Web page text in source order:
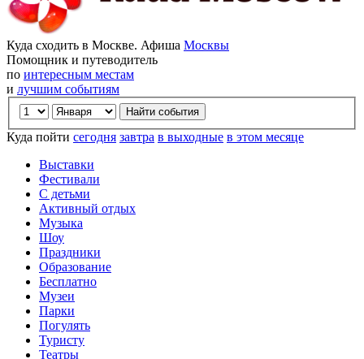
Куда сходить в Москве. Афиша Москвы
Помощник и путеводитель
по интересным местам
и лучшим событиям
Куда пойти сегодня завтра в выходные в этом месяце
Выставки
Фестивали
С детьми
Активный отдых
Музыка
Шоу
Праздники
Образование
Бесплатно
Музеи
Парки
Погулять
Туристу
Театры